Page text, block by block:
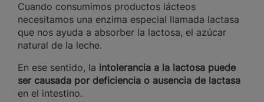
Cuando consumimos productos lácteos
necesitamos una enzima especial llamada lactasa
que nos ayuda a absorber la lactosa, el azúcar
natural de la leche.
En ese sentido, la intolerancia a la lactosa puede
ser causada por deficiencia o ausencia de lactasa
en el intestino.